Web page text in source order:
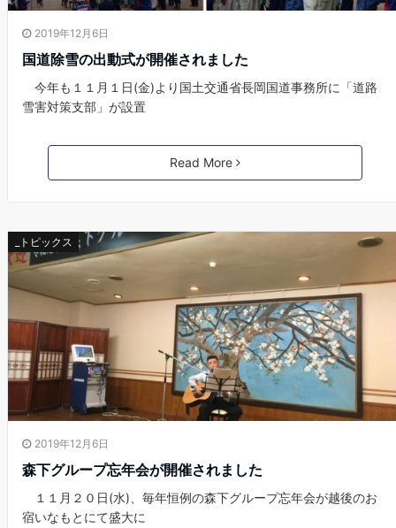
2019年12月6日
国道除雪の出動式が開催されました
今年も１１月１日(金)より国土交通省長岡国道事務所に「道路
雪害対策支部」が設置
Read More
_トピックス
2019年12月6日
森下グループ忘年会が開催されました
１１月２０日(水)、毎年恒例の森下グループ忘年会が越後のお
宿いなもとにて盛大に